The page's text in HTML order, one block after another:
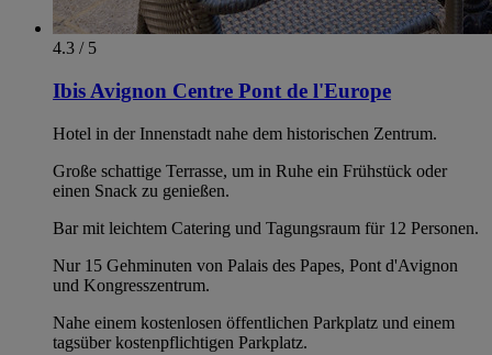
4.3 / 5
Ibis Avignon Centre Pont de l'Europe
Hotel in der Innenstadt nahe dem historischen Zentrum.
Große schattige Terrasse, um in Ruhe ein Frühstück oder
einen Snack zu genießen.
Bar mit leichtem Catering und Tagungsraum für 12 Personen.
Nur 15 Gehminuten von Palais des Papes, Pont d'Avignon
und Kongresszentrum.
Nahe einem kostenlosen öffentlichen Parkplatz und einem
tagsüber kostenpflichtigen Parkplatz.